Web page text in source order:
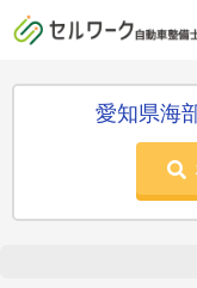
愛知県海